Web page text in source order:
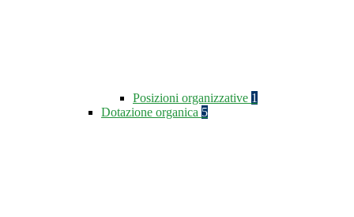
Posizioni organizzative 1
Dotazione organica 5